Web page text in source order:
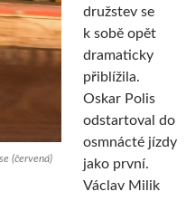
(červená)
družstev se
k sobě opět
dramaticky
přiblížila.
Oskar Polis
odstartoval do
osmnácté jízdy
jako první.
Václav Milik